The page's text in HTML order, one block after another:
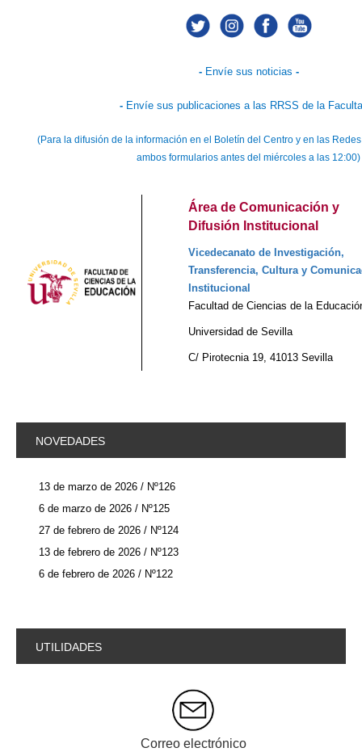
- Envíe sus noticias -
- Envíe sus publicaciones a las RRSS de la
(Para la difusión de la información en el Boletín del Centro y en las
ambos formularios antes del miércoles a las 12:00)
Área de Comunicación y
Difusión Institucional
Vicedecanato de Investigación,
Transferencia, Cultura y
Institucional
Facultad de Ciencias de la
Universidad de Sevilla
C/ Pirotecnia 19, 41013 Sevilla
NOVEDADES
13 de marzo de 2026 / Nº126
6 de marzo de 2026 / Nº125
27 de febrero de 2026 / Nº124
13 de febrero de 2026 / Nº123
6 de febrero de 2026 / Nº122
UTILIDADES
Correo electrónico